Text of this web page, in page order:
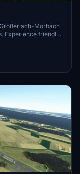
Morbach
Experience friendly
cautious of the
as you enjoy